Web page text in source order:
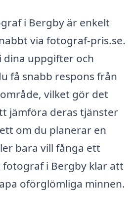
i Bergby är enkelt
via fotograf-pris.se.
dina uppgifter och
få snabb respons från
vilket gör det
jämföra deras tjänster
om du planerar en
bara vill fånga ett
fotograf i Bergby klar att
oförglömliga minnen.